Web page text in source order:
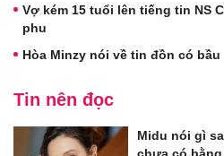
Vợ kém 15 tuổi lên tiếng tin NS
phu
Hòa Minzy nói về tin đồn có bầu
Tin nên đọc
Midu nói gì